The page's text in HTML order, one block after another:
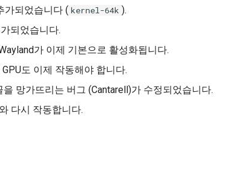
가되었습니다 ( kernel-64k ).
되었습니다.
가 이제 기본으로 활성화됩니다.
도 이제 작동해야 합니다.
망가뜨리는 버그 (Cantarell)가 수정되었습니다.
다시 작동합니다.